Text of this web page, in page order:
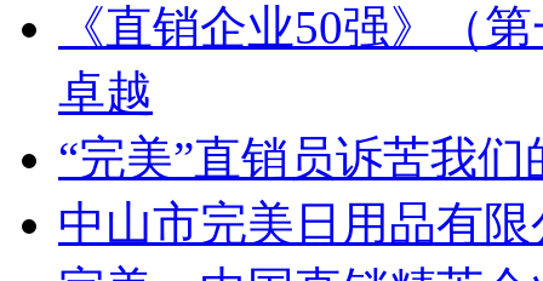
《直销企业50强》（
卓越
“完美”直销员诉苦我
中山市完美日用品有限